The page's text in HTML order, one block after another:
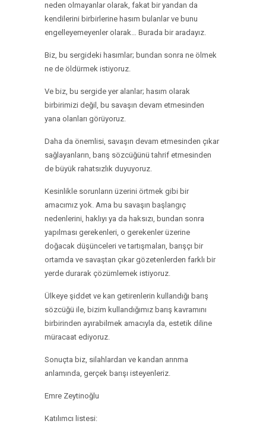
neden olmayanlar olarak, fakat bir yandan da
kendilerini birbirlerine hasım bulanlar ve bunu
engelleyemeyenler olarak… Burada bir aradayız.
Biz, bu sergideki hasımlar; bundan sonra ne ölmek
ne de öldürmek istiyoruz.
Ve biz, bu sergide yer alanlar; hasım olarak
birbirimizi değil, bu savaşın devam etmesinden
yana olanları görüyoruz.
Daha da önemlisi, savaşın devam etmesinden çıkar
sağlayanların, barış sözcüğünü tahrif etmesinden
de büyük rahatsızlık duyuyoruz.
Kesinlikle sorunların üzerini örtmek gibi bir
amacımız yok. Ama bu savaşın başlangıç
nedenlerini, haklıyı ya da haksızı, bundan sonra
yapılması gerekenleri, o gerekenler üzerine
doğacak düşünceleri ve tartışmaları, barışçı bir
ortamda ve savaştan çıkar gözetenlerden farklı bir
yerde durarak çözümlemek istiyoruz.
Ülkeye şiddet ve kan getirenlerin kullandığı barış
sözcüğü ile, bizim kullandığımız barış kavramını
birbirinden ayırabilmek amacıyla da, estetik diline
müracaat ediyoruz.
Sonuçta biz, silahlardan ve kandan arınma
anlamında, gerçek barışı isteyenleriz.
Emre Zeytinoğlu
Katılımcı listesi: